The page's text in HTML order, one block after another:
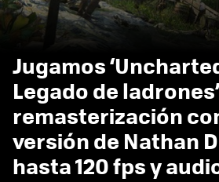
Jugamos
Legado de
remasterización
versión de Nathan
hasta 120 fps y